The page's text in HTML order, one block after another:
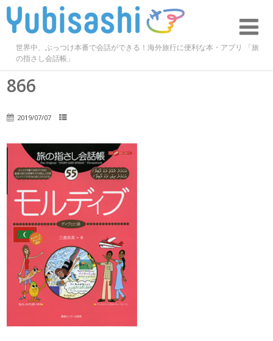
世界中、ぶっつけ本番で会話ができる！海外旅行に便利な本・アプリ 「旅
の指さし会話帳」
866
2019/07/07